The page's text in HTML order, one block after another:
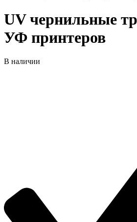
UV чернильные
УФ принтеров
В наличии